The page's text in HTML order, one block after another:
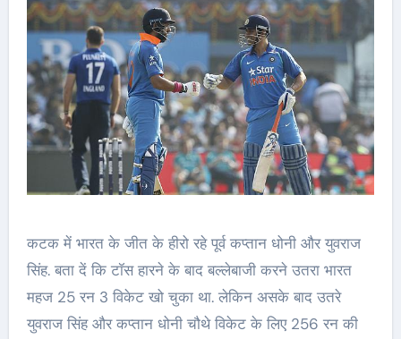
कटक में भारत के जीत के हीरो रहे पूर्व कप्तान धोनी और युवराज
सिंह. बता दें कि टॉस हारने के बाद बल्लेबाजी करने उतरा भारत
महज 25 रन 3 विकेट खो चुका था. लेकिन असके बाद उतरे
युवराज सिंह और कप्तान धोनी चौथे विकेट के लिए 256 रन की